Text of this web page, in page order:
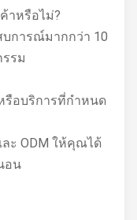
าหรือไม่?
บการณ์มากกว่า 10
รม
รือบริการที่กำหนด
ะ ODM ให้คุณได้
อน